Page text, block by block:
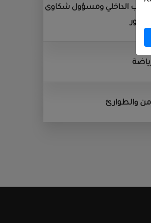
الداخلي ومسؤول شكاوى
والطوارئ